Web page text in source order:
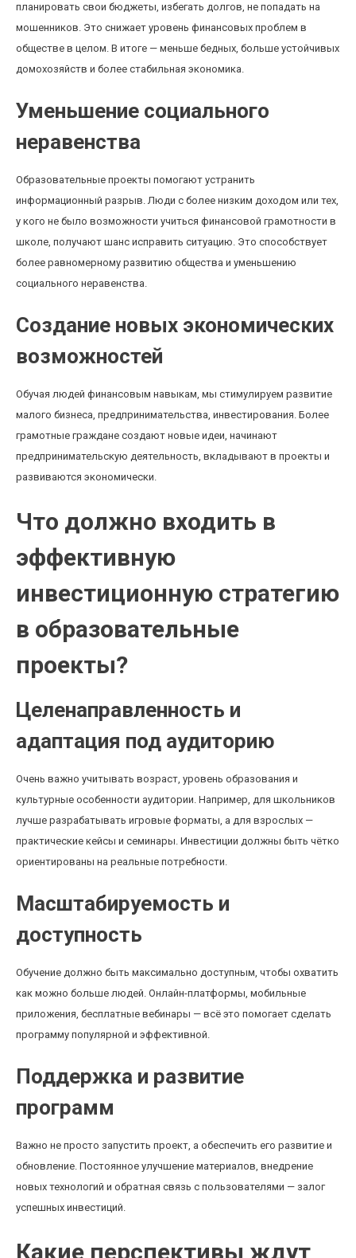
планировать свои бюджеты, избегать долгов, не попадать на
мошенников. Это снижает уровень финансовых проблем в
обществе в целом. В итоге — меньше бедных, больше устойчивых
домохозяйств и более стабильная экономика.
Уменьшение социального
неравенства
Образовательные проекты помогают устранить
информационный разрыв. Люди с более низким доходом или тех,
у кого не было возможности учиться финансовой грамотности в
школе, получают шанс исправить ситуацию. Это способствует
более равномерному развитию общества и уменьшению
социального неравенства.
Создание новых экономических
возможностей
Обучая людей финансовым навыкам, мы стимулируем развитие
малого бизнеса, предпринимательства, инвестирования. Более
грамотные граждане создают новые идеи, начинают
предпринимательскую деятельность, вкладывают в проекты и
развиваются экономически.
Что должно входить в
эффективную
инвестиционную стратегию
в образовательные
проекты?
Целенаправленность и
адаптация под аудиторию
Очень важно учитывать возраст, уровень образования и
культурные особенности аудитории. Например, для школьников
лучше разрабатывать игровые форматы, а для взрослых —
практические кейсы и семинары. Инвестиции должны быть чётко
ориентированы на реальные потребности.
Масштабируемость и
доступность
Обучение должно быть максимально доступным, чтобы охватить
как можно больше людей. Онлайн-платформы, мобильные
приложения, бесплатные вебинары — всё это помогает сделать
программу популярной и эффективной.
Поддержка и развитие
программ
Важно не просто запустить проект, а обеспечить его развитие и
обновление. Постоянное улучшение материалов, внедрение
новых технологий и обратная связь с пользователями — залог
успешных инвестиций.
Какие перспективы ждут